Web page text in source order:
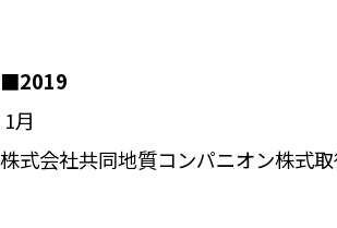
■2019
―― 1月
株式会社共同地質コンパニオン株式